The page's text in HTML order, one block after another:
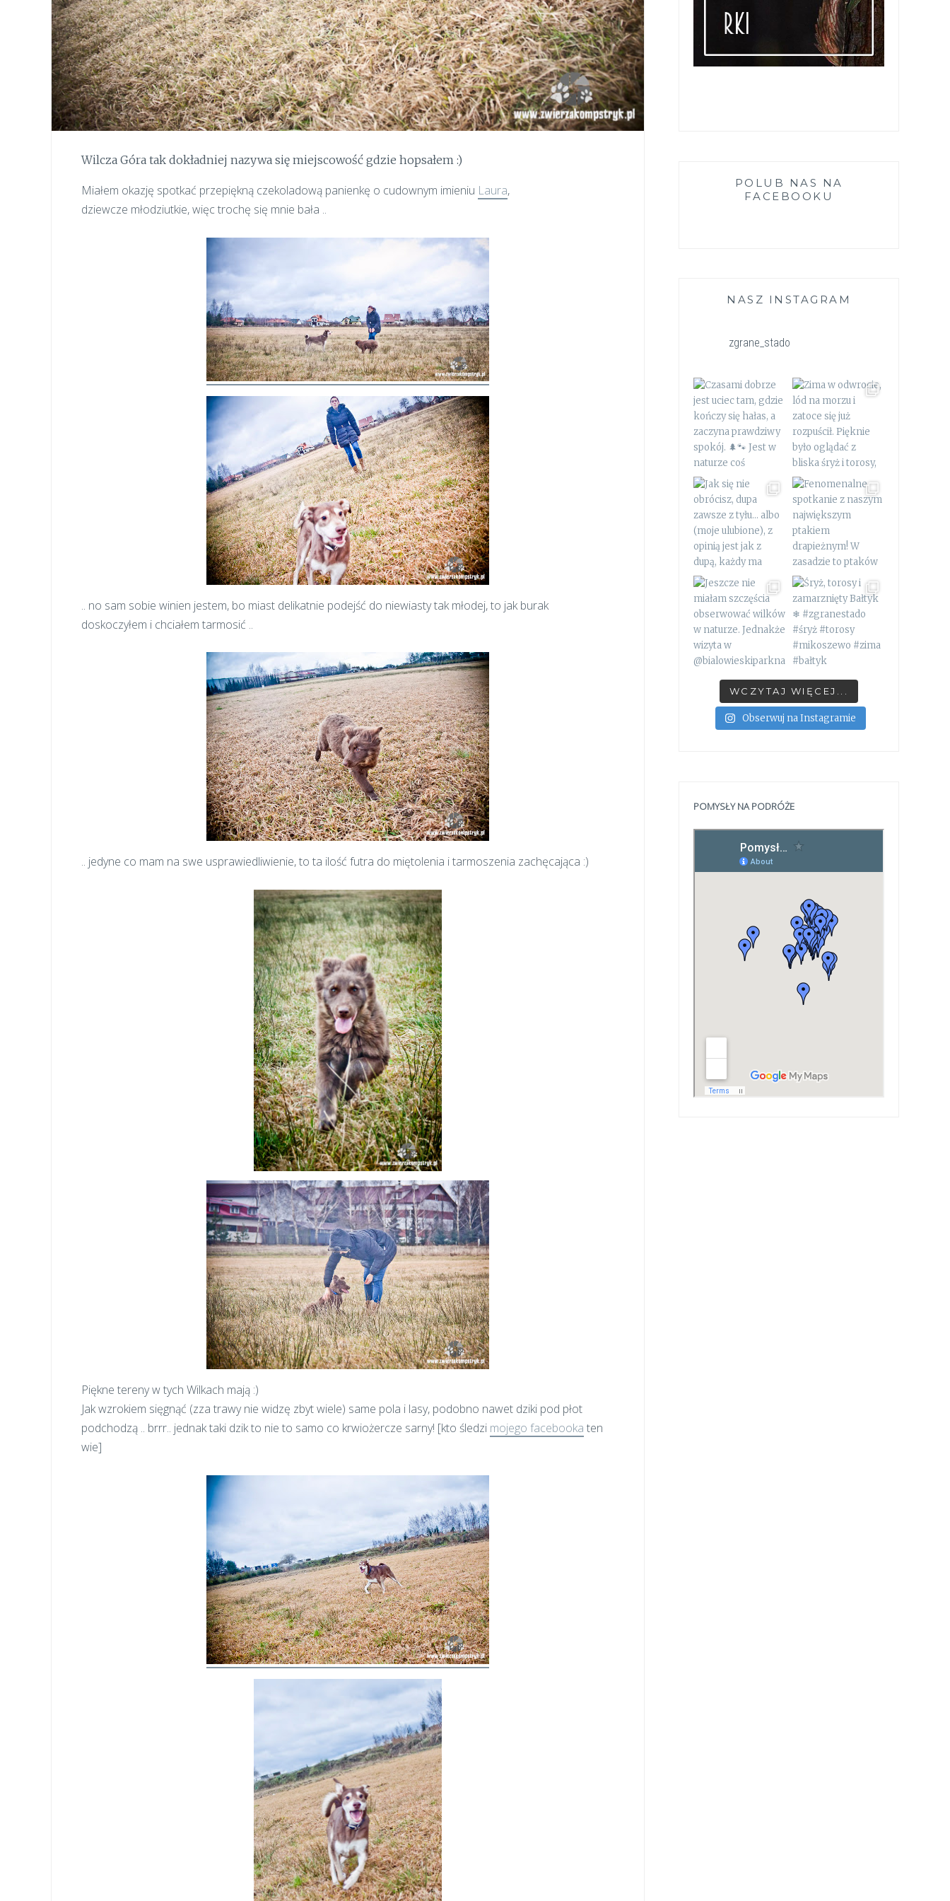
Wilcza Góra tak dokładniej nazywa się miejscowość gdzie hopsałem :)
Miałem okazję spotkać przepiękną czekoladową panienkę o cudownym imieniu Laura,
dziewcze młodziutkie, więc trochę się mnie bała ..
.. no sam sobie winien jestem, bo miast delikatnie podejść do niewiasty tak młodej, to jak burak
doskoczyłem i chciałem tarmosić ..
.. jedyne co mam na swe usprawiedliwienie, to ta ilość futra do miętolenia i tarmoszenia zachęcająca :)
Piękne tereny w tych Wilkach mają :)
Jak wzrokiem sięgnąć (zza trawy nie widzę zbyt wiele) same pola i lasy, podobno nawet dziki pod płot
podchodzą .. brrr.. jednak taki dzik to nie to samo co krwiożercze sarny! [kto śledzi mojego facebooka ten
wie]
POLUB NAS NA
FACEBOOKU
NASZ INSTAGRAM
zgrane_stado
WCZYTAJ WIĘCEJ...
Obserwuj na Instagramie
POMYSŁY NA PODRÓŻE